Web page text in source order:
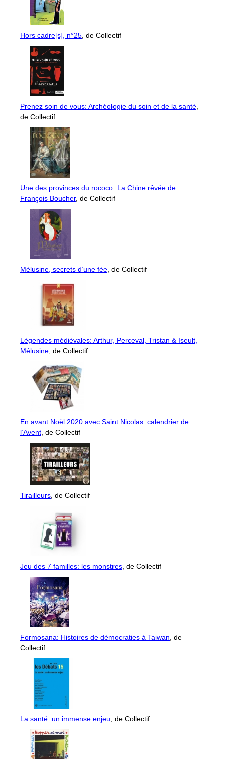
Hors cadre[s], n°25, de Collectif
Prenez soin de vous: Archéologie du soin et de la santé,
de Collectif
Une des provinces du rococo: La Chine rêvée de
François Boucher, de Collectif
Mélusine, secrets d’une fée, de Collectif
Légendes médiévales: Arthur, Perceval, Tristan & Iseult,
Mélusine, de Collectif
En avant Noël 2020 avec Saint Nicolas: calendrier de
l’Avent, de Collectif
Tirailleurs, de Collectif
Jeu des 7 familles: les monstres, de Collectif
Formosana: Histoires de démocraties à Taiwan, de
Collectif
La santé: un immense enjeu, de Collectif